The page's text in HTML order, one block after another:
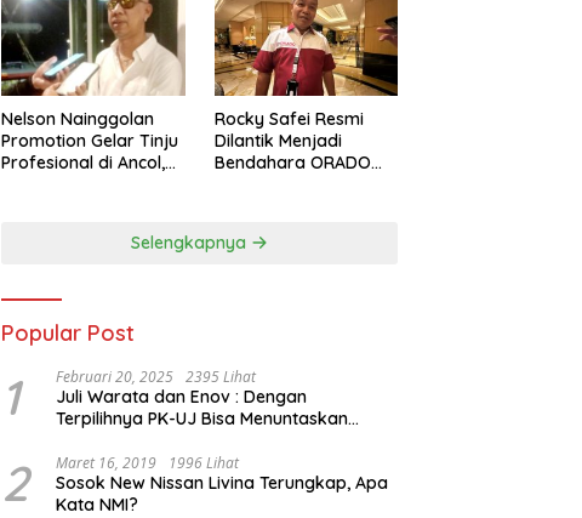
Nelson Nainggolan
Promotion Gelar Tinju
Profesional di Ancol,
Rocky Safei Resmi
Dilantik Menjadi
Bendahara ORADO
Selengkapnya
Popular Post
1 Februari 20, 2025 2395 Lihat
Juli Warata dan Enov : Dengan
Terpilihnya PK-UJ Bisa Menuntaskan
Orang yang Miskin di Kabupaten Sumba
Tengah
2 Maret 16, 2019 1996 Lihat
Sosok New Nissan Livina Terungkap, Apa
Kata NMI?